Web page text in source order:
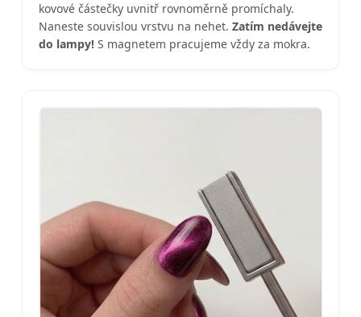
kovové částečky uvnitř rovnoměrně promíchaly.
Naneste souvislou vrstvu na nehet. Zatím nedávejte
do lampy! S magnetem pracujeme vždy za mokra.